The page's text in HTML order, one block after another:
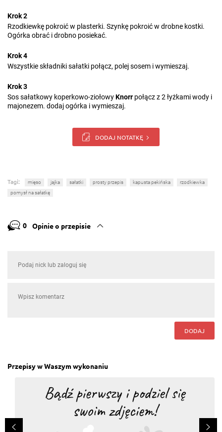
Krok 2
Rzodkiewkę pokroić w plasterki. Szynkę pokroić w drobne kostki.
Ogórka obrać i drobno posiekać.
Krok 4
Wszystkie składniki sałatki połącz, polej sosem i wymieszaj.
Krok 3
Sos sałatkowy koperkowo-ziołowyKnorr połącz z 2 łyżkami wody i
majonezem. dodaj ogórka i wymieszaj.
DODAJ NOTATKĘ
Tagi: mięso jajka sałatki prosty przepis kapusta pekińska
rzodkiewka
pomysł na sałatkę
0 Opinie o przepisie
DODAJ
Przepisy w Waszym wykonaniu